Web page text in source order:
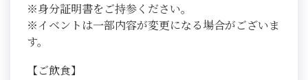
※身分証明書をご持参ください。
※イベントは一部内容が変更になる場合がございま
す。
【ご飲食】